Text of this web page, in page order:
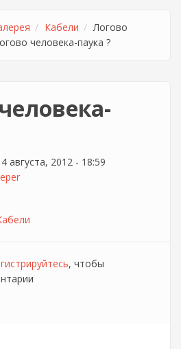
Кабели
Логово
человека-паука ?
августа, 2012 - 18:59
, чтобы